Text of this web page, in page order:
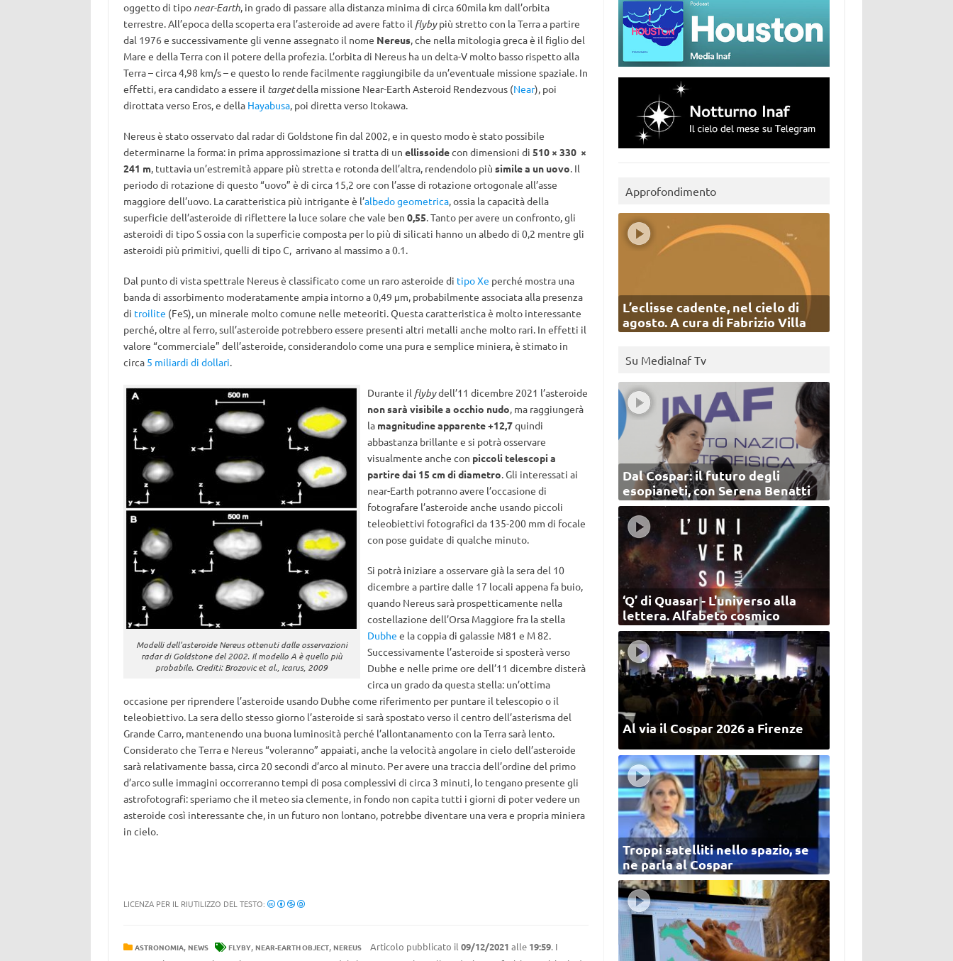
oggetto di tipo near-Earth, in grado di passare alla distanza minima di circa 60mila km dall’orbita
terrestre. All’epoca della scoperta era l’asteroide ad avere fatto il flybypiù stretto con la Terra a partire
dal 1976 e successivamente gli venne assegnato il nome Nereus, che nella mitologia greca è il figlio del
Mare e della Terra con il potere della profezia. L’orbita di Nereus ha un delta-V molto basso rispetto alla
Terra – circa 4,98 km/s – e questo lo rende facilmente raggiungibile da un’eventuale missione spaziale. In
effetti, era candidato a essere il targetdella missione Near-Earth Asteroid Rendezvous (Near), poi
dirottata verso Eros, e della Hayabusa, poi diretta verso Itokawa.
Nereus è stato osservato dal radar di Goldstone fin dal 2002, e in questo modo è stato possibile
determinarne la forma: in prima approssimazione si tratta di un ellissoidecon dimensioni di 510 × 330 ×
241 m, tuttavia un’estremità appare più stretta e rotonda dell’altra, rendendolo più simile a un uovo. Il
periodo di rotazione di questo “uovo” è di circa 15,2 ore con l’asse di rotazione ortogonale all’asse
maggiore dell’uovo. La caratteristica più intrigante è l’albedo geometrica, ossia la capacità della
superficie dell’asteroide di riflettere la luce solare che vale ben 0,55. Tanto per avere un confronto, gli
asteroidi di tipo S ossia con la superficie composta per lo più di silicati hanno un albedo di 0,2 mentre gli
asteroidi più primitivi, quelli di tipo C, arrivano al massimo a 0.1.
Dal punto di vista spettrale Nereus è classificato come un raro asteroide di tipo Xe perché mostra una
banda di assorbimento moderatamente ampia intorno a 0,49 μm, probabilmente associata alla presenza
di troilite (FeS), un minerale molto comune nelle meteoriti. Questa caratteristica è molto interessante
perché, oltre al ferro, sull’asteroide potrebbero essere presenti altri metalli anche molto rari. In effetti il
valore “commerciale” dell’asteroide, considerandolo come una pura e semplice miniera, è stimato in
circa 5 miliardi di dollari.
Modelli dell’asteroide Nereus ottenuti dalle osservazioni
radar di Goldstone del 2002. Il modello A è quello più
probabile. Crediti: Brozovic et al., Icarus, 2009
Durante il flybydell’11 dicembre 2021 l’asteroide
non sarà visibile a occhio nudo, ma raggiungerà
la magnitudine apparente +12,7quindi
abbastanza brillante e si potrà osservare
visualmente anche con piccoli telescopi a
partire dai 15 cm di diametro. Gli interessati ai
near-Earth potranno avere l’occasione di
fotografare l’asteroide anche usando piccoli
teleobiettivi fotografici da 135-200 mm di focale
con pose guidate di qualche minuto.
Si potrà iniziare a osservare già la sera del 10
dicembre a partire dalle 17 locali appena fa buio,
quando Nereus sarà prospetticamente nella
costellazione dell’Orsa Maggiore fra la stella
Dubhe e la coppia di galassie M81 e M 82.
Successivamente l’asteroide si sposterà verso
Dubhe e nelle prime ore dell’11 dicembre disterà
circa un grado da questa stella: un’ottima
occasione per riprendere l’asteroide usando Dubhe come riferimento per puntare il telescopio o il
teleobiettivo. La sera dello stesso giorno l’asteroide si sarà spostato verso il centro dell’asterisma del
Grande Carro, mantenendo una buona luminosità perché l’allontanamento con la Terra sarà lento.
Considerato che Terra e Nereus “voleranno” appaiati, anche la velocità angolare in cielo dell’asteroide
sarà relativamente bassa, circa 20 secondi d’arco al minuto. Per avere una traccia dell’ordine del primo
d’arco sulle immagini occorreranno tempi di posa complessivi di circa 3 minuti, lo tengano presente gli
astrofotografi: speriamo che il meteo sia clemente, in fondo non capita tutti i giorni di poter vedere un
asteroide così interessante che, in un futuro non lontano, potrebbe diventare una vera e propria miniera
in cielo.
LICENZA PER IL RIUTILIZZO DEL TESTO:
ASTRONOMIA, NEWS FLYBY, NEAR-EARTH OBJECT, NEREUS Articolo pubblicato il 09/12/2021 alle 19:59. I
Approfondimento
L’eclisse cadente, nel cielo di
agosto. A cura di Fabrizio Villa
Su MediaInaf Tv
Dal Cospar: il futuro degli
esopianeti, con Serena Benatti
‘Q’ di Quasar - L'universo alla
lettera. Alfabeto cosmico
Al via il Cospar 2026 a Firenze
Troppi satelliti nello spazio, se
ne parla al Cospar